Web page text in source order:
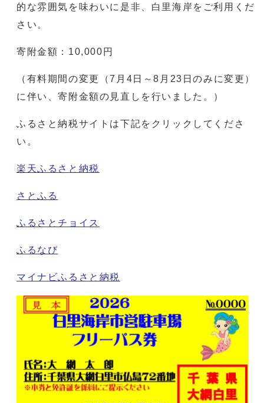
的な雰囲気を味わいに是非、白里海岸をご利用くだ
さい。
寄附金額：10,000円
（有料期間の変更（7月4日～8月23日のみに変更）
に伴い、寄附金額の見直しを行いました。）
ふるさと納税サイトは下記をクリックしてくださ
い。
楽天ふるさと納税
さとふる
ふるさとチョイス
ふるなび
マイナビふるさと納税